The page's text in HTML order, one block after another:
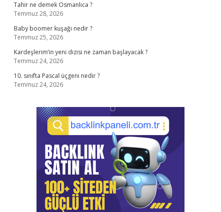
Tahir ne demek Osmanlıca ?
Temmuz 28, 2026
Baby boomer kuşağı nedir ?
Temmuz 25, 2026
Kardeşlerim’in yeni dizisi ne zaman başlayacak ?
Temmuz 24, 2026
10. sınıfta Pascal üçgeni nedir ?
Temmuz 24, 2026